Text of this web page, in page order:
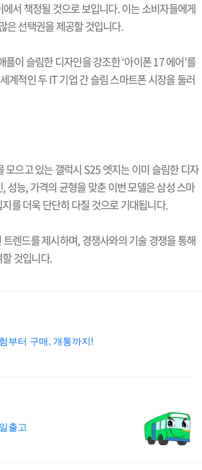
서 책정될 것으로 보입니다.이는 소비자들에게
은 선택권을 제공할 것입니다.
플이 슬림한 디자인을 강조한‘아이폰17에어’를
계적인 두IT기업 간 슬림 스마트폰 시장을 둘러
모으고 있는 갤럭시 S25엣지는 이미 슬림한 디자
,성능,가격의 균형을 맞춘 이번 모델은 삼성 스마
를 더욱 단단히 다질 것으로 기대됩니다.
렌드를 제시하며,경쟁사와의 기술 경쟁을 통해
것입니다.
부터 구매, 개통까지!
출고